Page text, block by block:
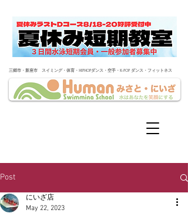
​三郷市・新座市 スイミング・体育・HIPHOPダンス・空手・K-POP ダンス・フィットネス
Post
にいざ店
May 22, 2023